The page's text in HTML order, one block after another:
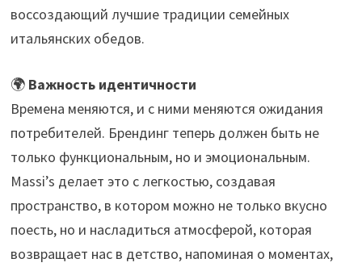
воссоздающий лучшие традиции семейных
итальянских обедов.
🌍 Важность идентичности
Времена меняются, и с ними меняются ожидания
потребителей. Брендинг теперь должен быть не
только функциональным, но и эмоциональным.
Massi’s делает это с легкостью, создавая
пространство, в котором можно не только вкусно
поесть, но и насладиться атмосферой, которая
возвращает нас в детство, напоминая о моментах,